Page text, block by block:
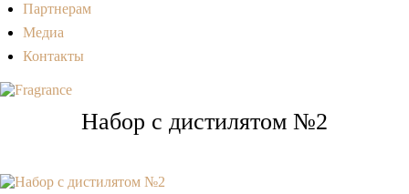
Партнерам
Медиа
Контакты
Набор с дистилятом №2